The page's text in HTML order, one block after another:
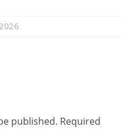
published. Required